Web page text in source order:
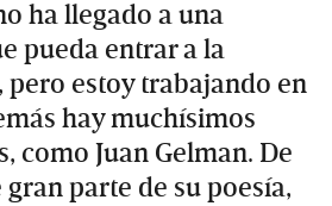
ha llegado a una
pueda entrar a la
pero estoy trabajando en
hay muchísimos
como Juan Gelman. De
parte de su poesía,